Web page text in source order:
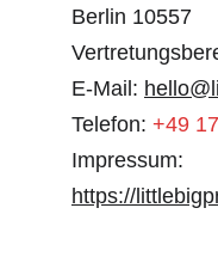
Berlin 10557
E-Mail:
Telefon: +49
Impressum:
https://